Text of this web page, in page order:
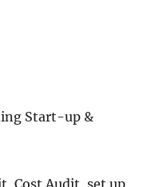
Start-up &